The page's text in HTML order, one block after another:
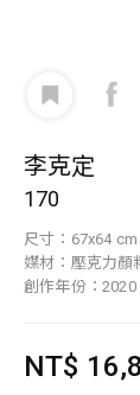
李克定
170
尺寸：67x64
媒材：壓克力顏
創作年份：2020
NT$